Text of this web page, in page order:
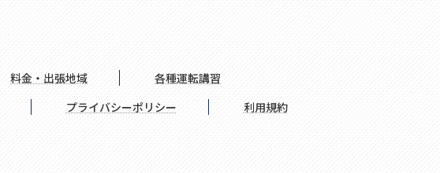
料金・出張地域
各種運転講習
プライバシーポリシー 利用規約